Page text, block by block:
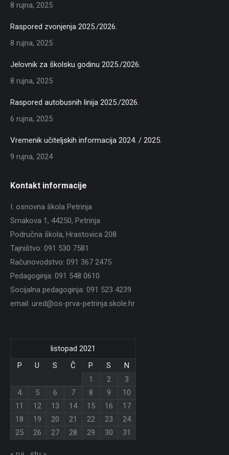
8 rujna, 2025
Raspored zvonjenja 2025./2026.
8 rujna, 2025
Jelovnik za školsku godinu 2025./2026.
8 rujna, 2025
Raspored autobusnih linija 2025./2026.
6 rujna, 2025
Vremenik učiteljskih informacija 2024. / 2025.
9 rujna, 2024
Kontakt informacije
I. osnovna škola Petrinja
Srnakova 1, 44250, Petrinja
Područna škola, Hrastovica 208
Tajništvo: 091 530 7581
Računovodstvo: 091 367 2475
Pedagoginja: 091 548 0610
Socijalna pedagoginja: 091 523 4239
email: ured@os-prva-petrinja.skole.hr
listopad 2021
P
U S Č P S
N
1
2
3
4
5 6 7 8 9
10
11
12 13 14 15 16
17
18
19 20 21 22 23
24
25
26 27 28 29 30 31